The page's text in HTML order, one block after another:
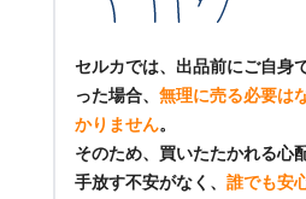
セルカでは、出品前にご自身
った場合、 無理に売る必要は
かりません。
そのため、買いたたかれる心
手放す不安がなく、 誰でも安